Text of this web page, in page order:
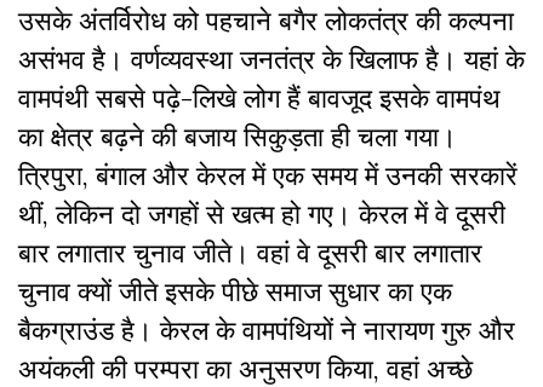
उसके अंतर्विरोध को पहचाने बगैर लोकतंत्र की कल्पना
असंभव है। वर्णव्यवस्था जनतंत्र के खिलाफ है। यहां के
वामपंथी सबसे पढ़े-लिखे लोग हैं बावजूद इसके वामपंथ
का क्षेत्र बढ़ने की बजाय सिकुड़ता ही चला गया।
त्रिपुरा, बंगाल और केरल में एक समय में उनकी सरकारें
थीं, लेकिन दो जगहों से खत्म हो गए। केरल में वे दूसरी
बार लगातार चुनाव जीते। वहां वे दूसरी बार लगातार
चुनाव क्यों जीते इसके पीछे समाज सुधार का एक
बैकग्राउंड है। केरल के वामपंथियों ने नारायण गुरु और
अयंकली की परम्परा का अनुसरण किया, वहां अच्छे